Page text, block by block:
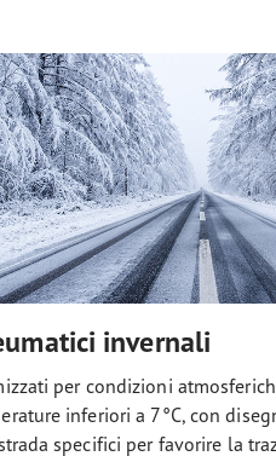
invernali
per condizioni
inferiori a 7°C, con
specifici per favorire la